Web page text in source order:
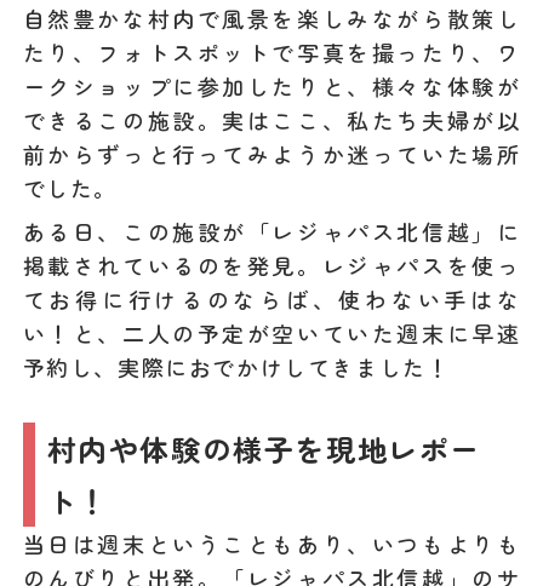
自然豊かな村内で風景を楽しみながら散策し
たり、フォトスポットで写真を撮ったり、ワ
ークショップに参加したりと、様々な体験が
できるこの施設。実はここ、私たち夫婦が以
前からずっと行ってみようか迷っていた場所
でした。
ある日、この施設が「レジャパス北信越」に
掲載されているのを発見。レジャパスを使っ
てお得に行けるのならば、使わない手はな
い！と、二人の予定が空いていた週末に早速
予約し、実際におでかけしてきました！
村内や体験の様子を現地レポー
ト！
当日は週末ということもあり、いつもよりも
のんびりと出発。「レジャパス北信越」のサ